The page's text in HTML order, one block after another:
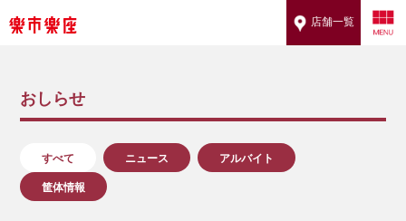
店舗一覧
おしらせ
すべて ニュース アルバイト
筐体情報